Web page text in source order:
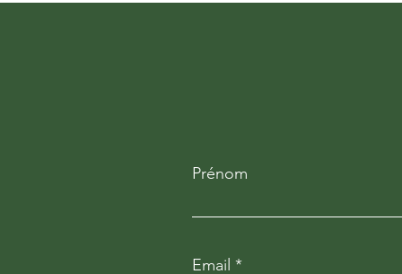
Prénom
Email